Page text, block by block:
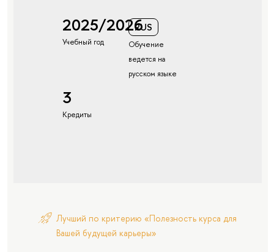
2025/2026
Учебный год
RUS
Обучение
ведется на
русском языке
3
Кредиты
Лучший по критерию «Полезность курса для
Вашей будущей карьеры»